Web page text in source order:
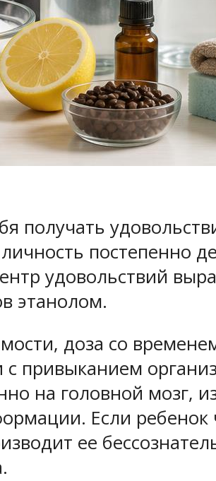
получать
постепенно
удовольствий
этанолом.
доза со
с привыканием
на головной мозг,
Если
ее